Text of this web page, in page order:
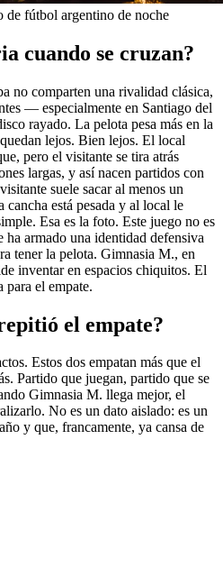
de fútbol argentino de noche
cuando se cruzan?
no comparten una rivalidad clásica,
— especialmente en Santiago del
rayado. La pelota pesa más en la
lejos. Bien lejos. El local
pero el visitante se tira atrás
largas, y así nacen partidos con
suele sacar al menos un
cancha está pesada y al local le
Esa es la foto. Este juego no es
ha armado una identidad defensiva
tener la pelota. Gimnasia M., en
inventar en espacios chiquitos. El
para el empate.
el empate?
Estos dos empatan más que el
Partido que juegan, partido que se
Gimnasia M. llega mejor, el
No es un dato aislado: es un
y que, francamente, ya cansa de